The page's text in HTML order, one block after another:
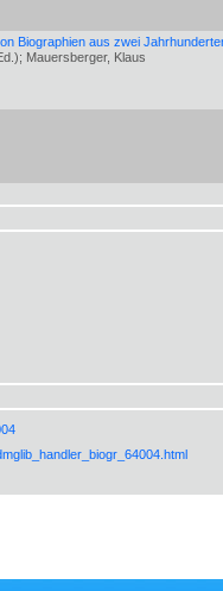
Biographien aus zwei
Mauersberger, Klaus